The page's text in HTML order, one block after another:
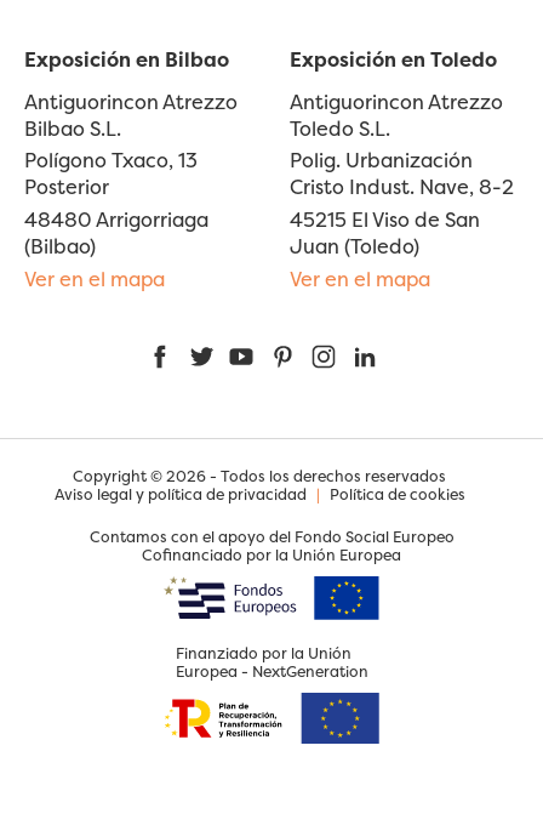
Exposición en Bilbao
Antiguorincon Atrezzo
Bilbao S.L.
Polígono Txaco, 13
Posterior
48480 Arrigorriaga
(Bilbao)
Ver en el mapa
Exposición en Toledo
Antiguorincon Atrezzo
Toledo S.L.
Polig. Urbanización
Cristo Indust. Nave, 8-2
45215 El Viso de San
Juan (Toledo)
Ver en el mapa
FacebookTwitterYouTubePinterestInstagram
Copyright © 2026 - Todos los derechos reservados
Aviso legal y política de privacidad | Política de cookies
Contamos con el apoyo del Fondo Social Europeo
Cofinanciado por la Unión Europea
Finanziado por la Unión
Europea - NextGeneration